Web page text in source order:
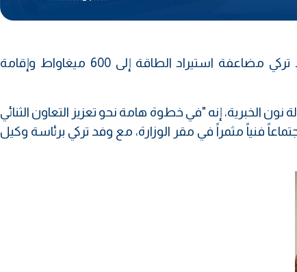
بحث وزير الكهرباء العراقي، زياد علي فاضل، مع وفد تركي مضاعفة استيراد الطاقة إلى 600 ميغاواط وإقامة
نون الخبرية، إنه "في خطوة هامة نحو تعزيز التعاون الثنائي
فنياً مثمراً في مقر الوزارة، مع وفد تركي برئاسة وكيل